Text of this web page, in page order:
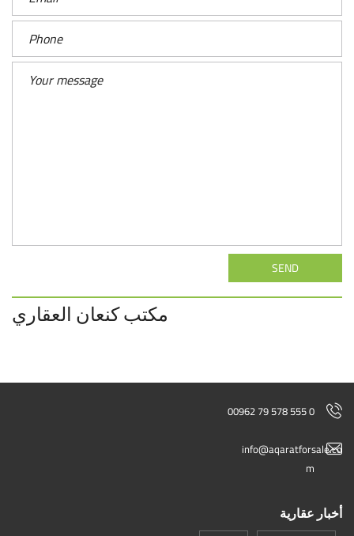
SEND
مكتب كنعان العقاري
00962 79 578 555 0
info@aqaratforsale.co
m
أخبار عقارية